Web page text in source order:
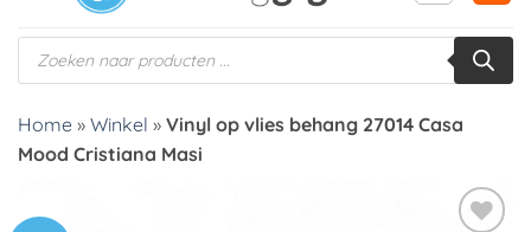
Producten
zoeken
Home » Winkel » Vinyl op vlies behang 27014 Casa
Mood Cristiana Masi